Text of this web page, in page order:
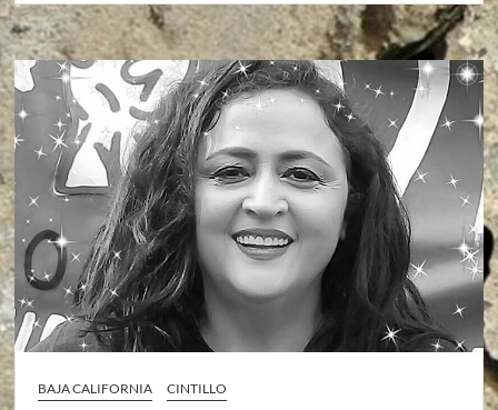
BAJA CALIFORNIA
CINTILLO